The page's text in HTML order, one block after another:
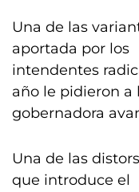
Una de las
aportada por los
intendentes
año le pidieron a
gobernadora
Una de las
que introduce el